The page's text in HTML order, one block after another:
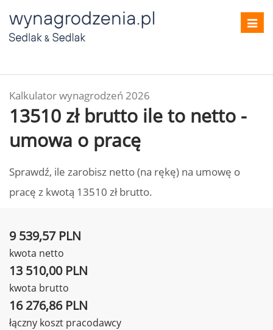
Kalkulator wynagrodzeń 2026
13510 zł brutto ile to netto -
umowa o pracę
Sprawdź, ile zarobisz netto (na rękę) na umowę o
pracę z kwotą 13510 zł brutto.
9 539,57 PLN
kwota netto
13 510,00 PLN
kwota brutto
16 276,86 PLN
łączny koszt pracodawcy